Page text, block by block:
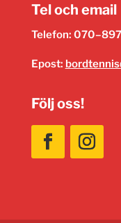
Tel och email
Telefon:
Epost:
Följ oss!